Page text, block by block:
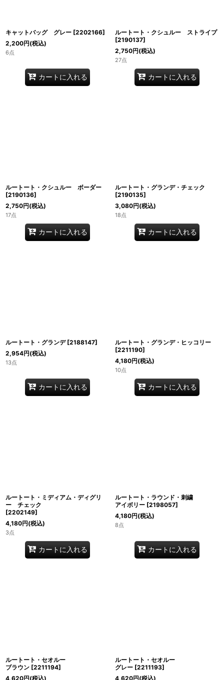
キャットバッグ グレー [2202166]
2,200円(税込)
6点
カートに入れる
ルートート・クシュルー ストライプ
[2190137]
2,750円(税込)
27点
カートに入れる
ルートート・クシュルー ボーダー
[2190136]
2,750円(税込)
17点
カートに入れる
ルートート・グランデ・チェック
[2190135]
3,080円(税込)
18点
カートに入れる
ルートート・グランデ [2188147]
2,954円(税込)
13点
カートに入れる
ルートート・グランデ・ヒッコリー
[2211190]
4,180円(税込)
10点
カートに入れる
ルートート・ミディアム・ディグリ
ー チェック
[2202149]
4,180円(税込)
3点
カートに入れる
ルートート・ラウンド・刺繍
アイボリー [2198057]
4,180円(税込)
8点
カートに入れる
ルートート・セオルー
ブラウン [2211194]
4,620円(税込)
ルートート・セオルー
グレー [2211193]
4,620円(税込)